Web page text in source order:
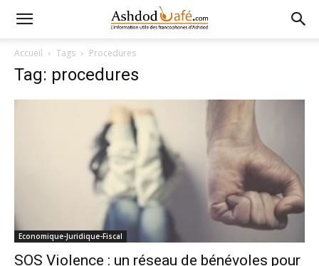
Accueil Tags Procedures
Tag: procedures
Economique-Juridique-Fiscal
SOS Violence : un réseau de bénévoles pour